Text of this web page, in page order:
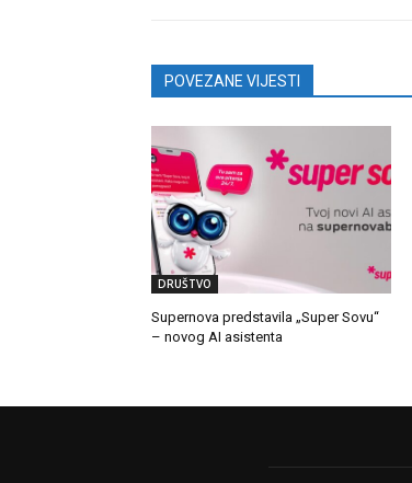
POVEZANE VIJESTI
DRUŠTVO
Supernova predstavila „Super Sovu“
– novog AI asistenta